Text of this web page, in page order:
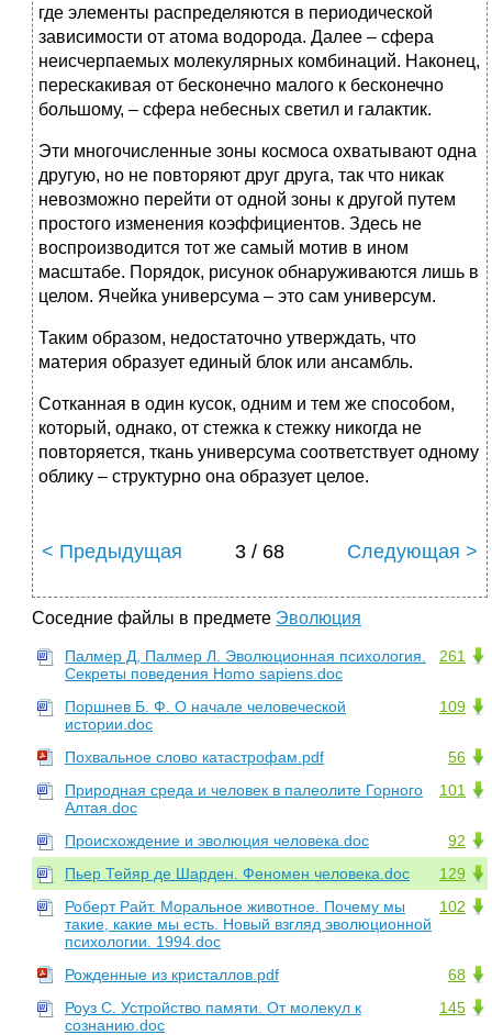
где элементы распределяются в периодической
зависимости от атома водорода. Далее – сфера
неисчерпаемых молекулярных комбинаций. Наконец,
перескакивая от бесконечно малого к бесконечно
большому, – сфера небесных светил и галактик.
Эти многочисленные зоны космоса охватывают одна
другую, но не повторяют друг друга, так что никак
невозможно перейти от одной зоны к другой путем
простого изменения коэффициентов. Здесь не
воспроизводится тот же самый мотив в ином
масштабе. Порядок, рисунок обнаруживаются лишь в
целом. Ячейка универсума – это сам универсум.
Таким образом, недостаточно утверждать, что
материя образует единый блок или ансамбль.
Сотканная в один кусок, одним и тем же способом,
который, однако, от стежка к стежку никогда не
повторяется, ткань универсума соответствует одному
облику – структурно она образует целое.
< Предыдущая 3 / 68 Следующая >
Соседние файлы в предмете Эволюция
261
Палмер Д, Палмер Л. Эволюционная психология.
Секреты поведения Homo sapiens.doc
109
Поршнев Б. Ф. О начале человеческой
истории.doc
56
Похвальное слово катастрофам.pdf
101
Природная среда и человек в палеолите Горного
Алтая.doc
92
Происхождение и эволюция человека.doc
129
Пьер Тейяр де Шарден. Феномен человека.doc
102
Роберт Райт. Моральное животное. Почему мы
такие, какие мы есть. Новый взгляд эволюционной
психологии. 1994.doc
68
Рожденные из кристаллов.pdf
145
Роуз С. Устройство памяти. От молекул к
сознанию.doc